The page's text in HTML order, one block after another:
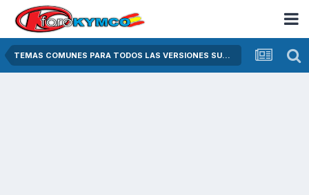
TEMAS COMUNES PARA TODOS LAS VERSIONES SUPER DINK